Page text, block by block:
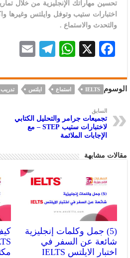
تحسين مهاراتك الإنجليزية من خلال
اختبارات ستيب وتوفل وايلتس وغيرها
والتحدث والاستماع .
F
eb
oo
k
X
W
at
s
A
p
Te
gr
a
m
ai
l
الوسوم IELTS استماع ايلتس تدريب
السابق
تجميعات جرامر والتحليل الكتابي
لاختبارات ستيب STEP – مع
الإجابات الملائمة
مقالات مشابهة
(5) جمل وكلمات إنجليزية
شائعة عن السفر في
اختبار الايلتس IELTS
مكثفة